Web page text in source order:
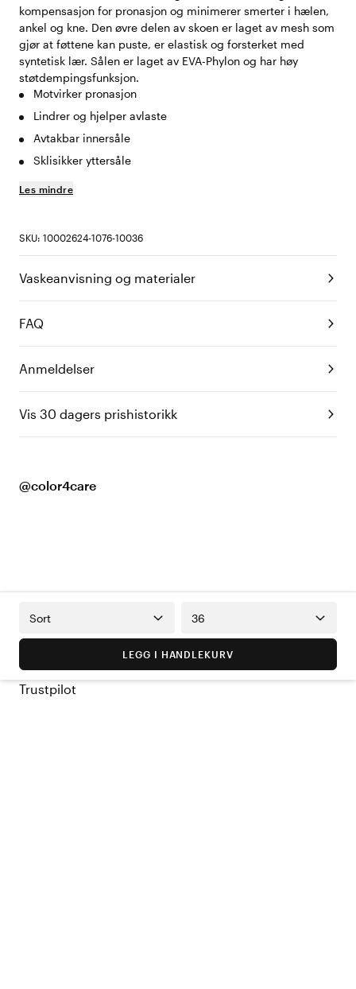
kompensasjon for pronasjon og minimerer smerter i hælen,
ankel og kne. Den øvre delen av skoen er laget av mesh som
gjør at føttene kan puste, er elastisk og forsterket med
syntetisk lær. Sålen er laget av EVA-Phylon og har høy
støtdempingsfunksjon.
Motvirker pronasjon
Lindrer og hjelper avlaste
Avtakbar innersåle
Sklisikker yttersåle
Les mindre
SKU: 10002624-1076-10036
Vaskeanvisning og materialer
FAQ
Anmeldelser
Vis 30 dagers prishistorikk
@color4care
Sort 36
LEGG I HANDLEKURV
Trustpilot